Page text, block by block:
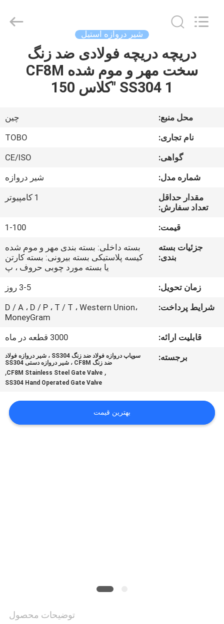
صفحه
اصلی
درباره
کارخانه
کیفیت
تماس
بگیرید
نقل
قول
GROUP
شیر دروازه استیل
دریچه دریچه فولادی ضد زنگ
سخت مهر و موم شده CF8M
SS304 1 "کلاس 150
محل منبع:
چین
نام تجاری:
TOBO
گواهی:
CE/ISO
شماره مدل:
شیر دروازه
مقدار حداقل
تعداد سفارش:
1 کامپیوتر
قیمت:
1-100
جزئیات بسته
بندی:
بسته داخلی: بسته بندی مهر و موم شده
کیسه پلاستیکی بسته بیرونی: بسته کارتن
یا بسته مورد چوبی حروف ، پ
زمان تحویل:
3-5 روز
شرایط پرداخت:
D / A ، D / P ، T / T ، Western Union،
MoneyGram
قابلیت ارائه:
3000 قطعه در ماه
برجسته:
سوپاپ دروازه فولاد ضد زنگ SS304 ، شیر دروازه فولاد
ضد زنگ CF8M ، شیر دروازه دستی SS304
,
CF8M Stainless Steel Gate Valve
,
SS304 Hand Operated Gate Valve
بهترین قیمت
توضیحات محصول